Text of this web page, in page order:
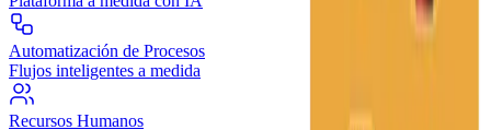
Automatización de Procesos
Flujos inteligentes a medida
Recursos Humanos